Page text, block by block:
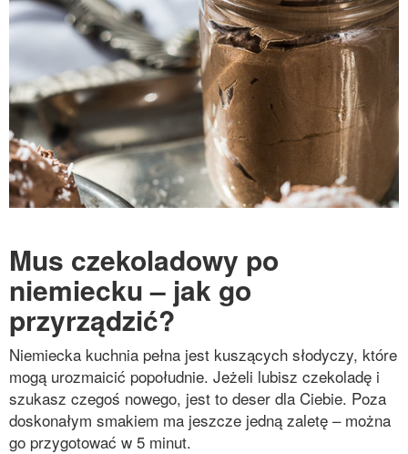
Mus czekoladowy po
niemiecku – jak go
przyrządzić?
Niemiecka kuchnia pełna jest kuszących słodyczy, które
mogą urozmaicić popołudnie. Jeżeli lubisz czekoladę i
szukasz czegoś nowego, jest to deser dla Ciebie. Poza
doskonałym smakiem ma jeszcze jedną zaletę – można
go przygotować w 5 minut.